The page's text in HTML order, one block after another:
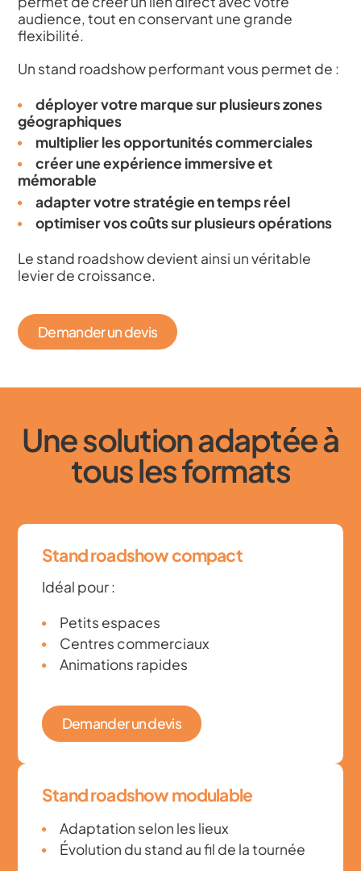
audience, tout en conservant une grande
flexibilité.
Un stand roadshow performant vous permet de :
déployer votre marque sur plusieurs zones
géographiques
multiplier les opportunités commerciales
créer une expérience immersive et
mémorable
adapter votre stratégie en temps réel
optimiser vos coûts sur plusieurs opérations
Le stand roadshow devient ainsi un véritable
levier de croissance.
Demander un devis
Une solution adaptée à
tous les formats
Stand roadshow compact
Idéal pour :
Petits espaces
Centres commerciaux
Animations rapides
Demander un devis
Stand roadshow modulable
Adaptation selon les lieux
Évolution du stand au fil de la tournée